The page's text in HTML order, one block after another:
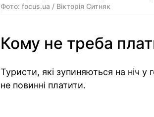
Фото: focus.ua / Вікторія Ситняк
Кому не треба
Туристи, які зупиняються на ніч
не повинні платити.